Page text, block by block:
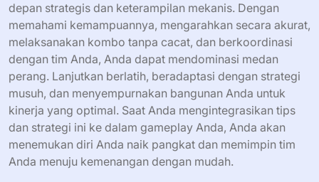
depan strategis dan keterampilan mekanis. Dengan
memahami kemampuannya, mengarahkan secara akurat,
melaksanakan kombo tanpa cacat, dan berkoordinasi
dengan tim Anda, Anda dapat mendominasi medan
perang. Lanjutkan berlatih, beradaptasi dengan strategi
musuh, dan menyempurnakan bangunan Anda untuk
kinerja yang optimal. Saat Anda mengintegrasikan tips
dan strategi ini ke dalam gameplay Anda, Anda akan
menemukan diri Anda naik pangkat dan memimpin tim
Anda menuju kemenangan dengan mudah.